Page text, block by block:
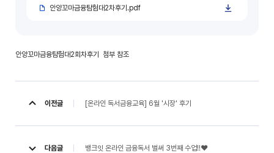
안양꼬마금융탐험대2차후기.pdf
안양꼬마금융탐험대2회차후기 첨부 참조
이전글 [온라인 독서금융교육] 6월 '시장' 후기
다음글 뱅크잇 온라인 금융독서 벌써 3번째 수업!!♥